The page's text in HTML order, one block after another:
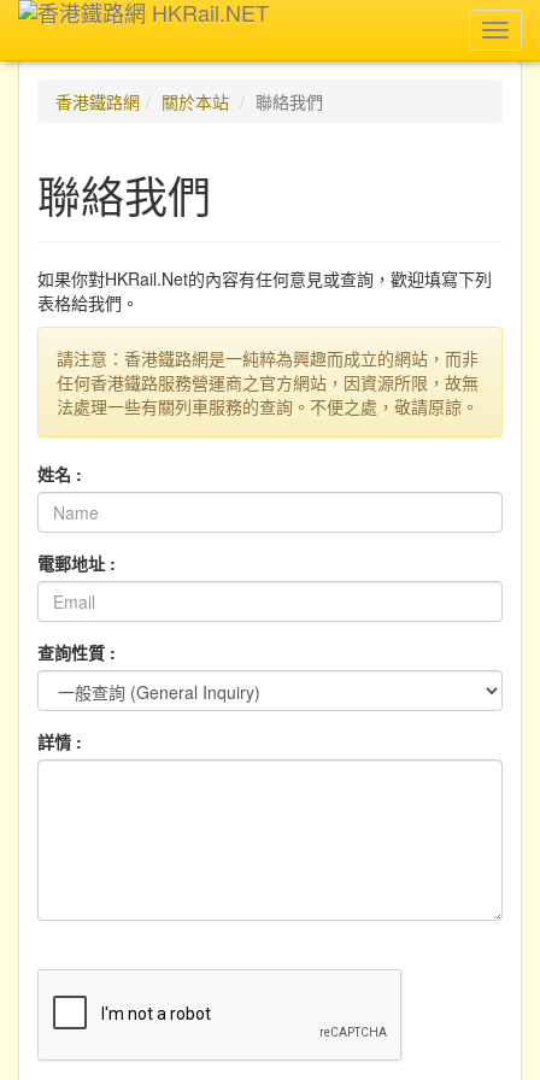
香港鐵路網
關於本站 聯絡我們
聯絡我們
如果你對HKRail.Net的內容有任何意見或查詢，歡迎填寫下列
表格給我們。
請注意：香港鐵路網是一純粹為興趣而成立的網站，而非
任何香港鐵路服務營運商之官方網站，因資源所限，故無
法處理一些有關列車服務的查詢。不便之處，敬請原諒。
姓名 :
電郵地址 :
查詢性質 :
詳情 :